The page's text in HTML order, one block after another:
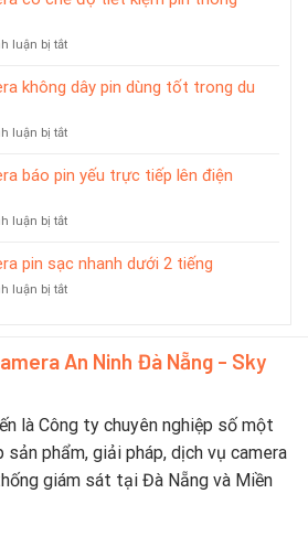
thời
Được
Chuộng
Đà
Chọn
Hiệu
luận bị tắtở
camera
chế
tiết
không dây pin dùng tốt trong du
luận bị tắtở
6
camera
dây
dùng
báo pin yếu trực tiếp lên điện
luận bị tắtở
8
báo
trực
tiếp
thoại
pin sạc nhanh dưới 2 tiếng
luận bị tắtở
pin
dưới
2
tiếng
An Ninh Đà Nẵng - Sky
là Công ty chuyên nghiệp số một
phẩm, giải pháp, dịch vụ camera
giám sát tại Đà Nẵng và Miền